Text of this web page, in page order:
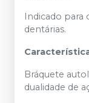
Indicado para
dentárias.
Bráquete
dualidade de